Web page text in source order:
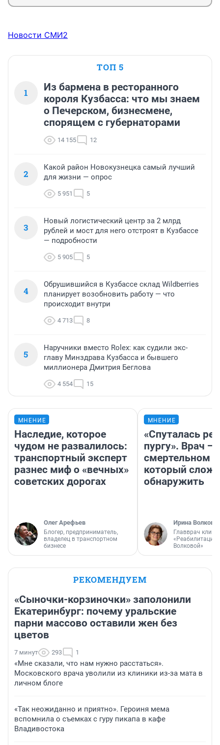
Новости СМИ2
ТОП 5
1
Из бармена в ресторанного
короля Кузбасса: что мы знаем
о Печерском, бизнесмене,
спорящем с губернаторами
14 155 12
2
Какой район Новокузнецка самый лучший
для жизни — опрос
5 951 5
3
Новый логистический центр за 2 млрд
рублей и мост для него отстроят в Кузбассе
— подробности
5 905 5
4
Обрушившийся в Кузбассе склад Wildberries
планирует возобновить работу — что
происходит внутри
4 713 8
5
Наручники вместо Rolex: как судили экс-
главу Минздрава Кузбасса и бывшего
миллионера Дмитрия Беглова
4 554 15
МНЕНИЕ
Наследие, которое
чудом не развалилось:
транспортный эксперт
разнес миф о «вечных»
советских дорогах
Олег Арефьев
Блогер, предприниматель,
владелец в транспортном
бизнесе
МНЕНИЕ
«Спуталась
пургу». Врач —
смертельном
который
обнаружить
Ирина Волкова
Главврач
«Реабилитация
Волковой»
РЕКОМЕНДУЕМ
«Сыночки-корзиночки» заполонили
Екатеринбург: почему уральские
парни массово оставили жен без
цветов
7 минут 293 1
«Мне сказали, что нам нужно расстаться».
Московского врача уволили из клиники из-за мата в
личном блоге
«Так неожиданно и приятно». Героиня мема
вспомнила о съемках с гуру пикапа в кафе
Владивостока